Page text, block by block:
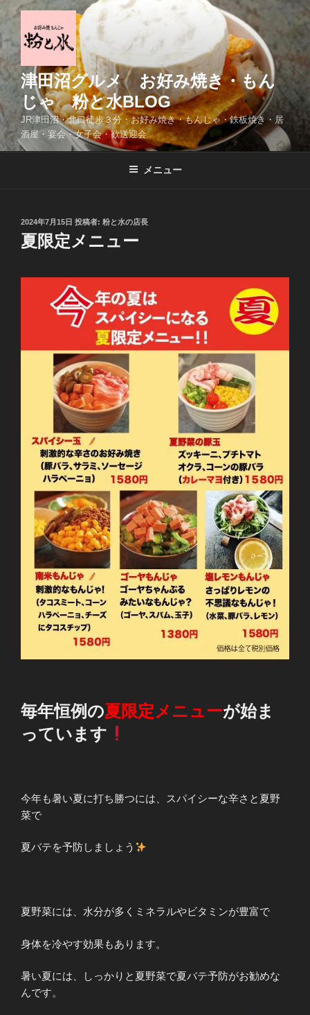
コ
テ
ン
ツ
ス
キ
ッ
津田沼グルメ お好み焼き・もん
じゃ 粉と水BLOG
JR津田沼・北口徒歩３分・お好み焼き・もんじゃ・鉄板焼き・居
酒屋・宴会・女子会・歓送迎会
メニュー
投
稿
日:
2024年7月15日 投稿者: 粉と水の店長
夏限定メニュー
毎年恒例の夏限定メニューが始ま
っています
今年も暑い夏に打ち勝つには、スパイシーな辛さと夏野
菜で
夏バテを予防しましょう
夏野菜には、水分が多くミネラルやビタミンが豊富で
身体を冷やす効果もあります。
暑い夏には、しっかりと夏野菜で夏バテ予防がお勧めな
んです。